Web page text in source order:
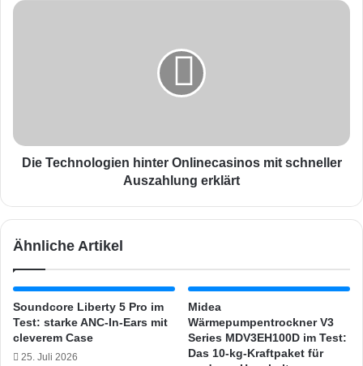
+
n
g
o
D
o
n
t
Die Technologien hinter Onlinecasinos mit schneller
Auszahlung erklärt
Ähnliche Artikel
Soundcore Liberty 5 Pro im
Test: starke ANC-In-Ears mit
cleverem Case
25. Juli 2026
Midea
Wärmepumpentrockner V3
Series MDV3EH100D im Test:
Das 10-kg-Kraftpaket für